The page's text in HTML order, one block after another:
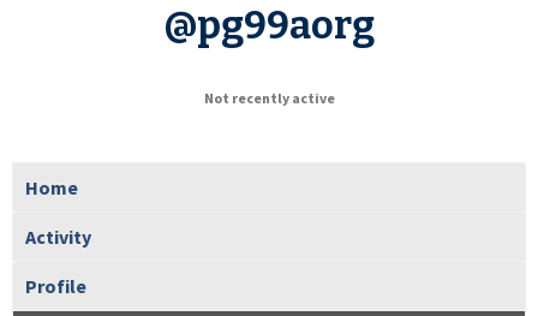
@pg99aorg
Not recently active
Home
Activity
Profile